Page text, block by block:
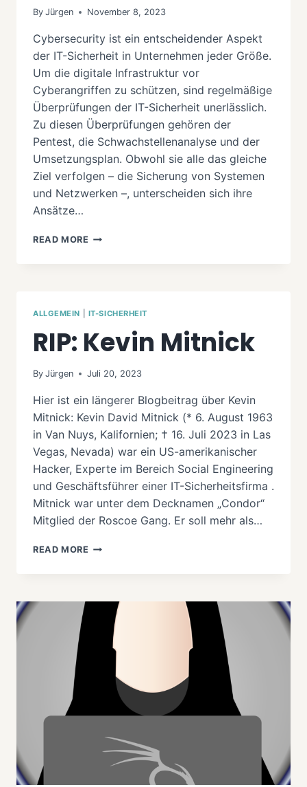
By Jürgen November 8, 2023
Cybersecurity ist ein entscheidender Aspekt
der IT-Sicherheit in Unternehmen jeder Größe.
Um die digitale Infrastruktur vor
Cyberangriffen zu schützen, sind regelmäßige
Überprüfungen der IT-Sicherheit unerlässlich.
Zu diesen Überprüfungen gehören der
Pentest, die Schwachstellenanalyse und der
Umsetzungsplan. Obwohl sie alle das gleiche
Ziel verfolgen – die Sicherung von Systemen
und Netzwerken –, unterscheiden sich ihre
Ansätze…
READ MORE PENTEST,
CYBERSECURITY-
MANAGEMENT
ALLGEMEIN IT-SICHERHEIT
RIP: Kevin Mitnick
By Jürgen Juli 20, 2023
Hier ist ein längerer Blogbeitrag über Kevin
Mitnick: Kevin David Mitnick (* 6. August 1963
in Van Nuys, Kalifornien; † 16. Juli 2023 in Las
Vegas, Nevada) war ein US-amerikanischer
Hacker, Experte im Bereich Social Engineering
und Geschäftsführer einer IT-Sicherheitsfirma .
Mitnick war unter dem Decknamen „Condor“
Mitglied der Roscoe Gang. Er soll mehr als…
READ MORE RIP: